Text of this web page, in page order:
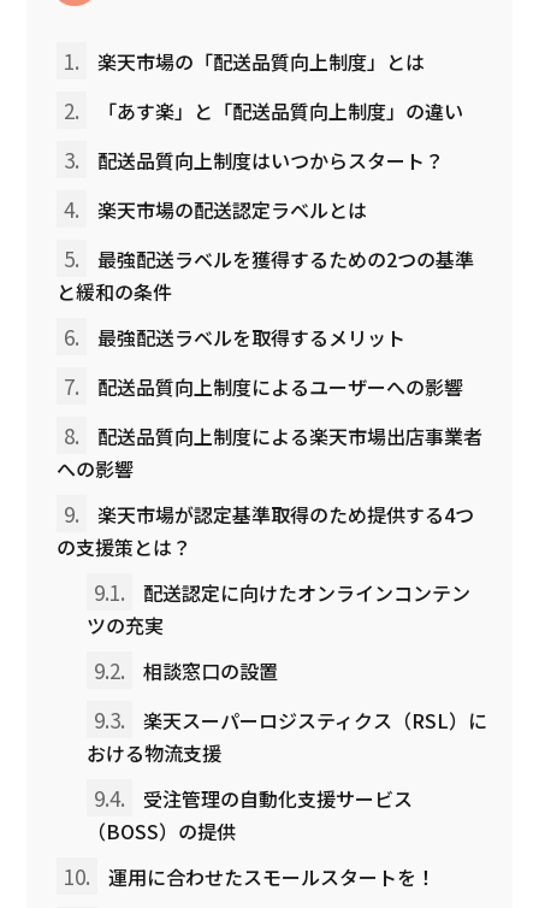
1. 楽天市場の「配送品質向上制度」とは
2. 「あす楽」と「配送品質向上制度」の違い
3. 配送品質向上制度はいつからスタート？
4. 楽天市場の配送認定ラベルとは
5.
最強配送ラベルを獲得するための2つの基準
と緩和の条件
6. 最強配送ラベルを取得するメリット
7. 配送品質向上制度によるユーザーへの影響
8.
配送品質向上制度による楽天市場出店事業者
への影響
9.
楽天市場が認定基準取得のため提供する4つ
の支援策とは？
9.1.
配送認定に向けたオンラインコンテン
ツの充実
9.2. 相談窓口の設置
9.3.
楽天スーパーロジスティクス（RSL）に
おける物流支援
9.4.
受注管理の自動化支援サービス
（BOSS）の提供
10. 運用に合わせたスモールスタートを！